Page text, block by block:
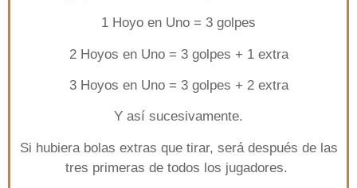
1 Hoyo en Uno = 3 golpes
2 Hoyos en Uno = 3 golpes + 1 extra
3 Hoyos en Uno = 3 golpes + 2 extra
Y así sucesivamente.
Si hubiera bolas extras que tirar, será después de las
tres primeras de todos los jugadores.